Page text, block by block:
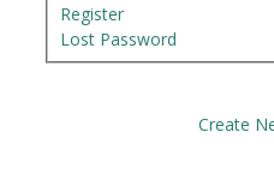
Register
Lost Password
Create